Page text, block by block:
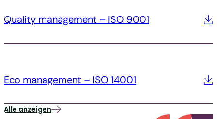
Quality management – ISO 9001
Eco management – ISO 14001
Alle anzeigen